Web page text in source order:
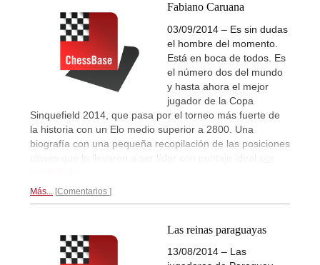
Fabiano Caruana
03/09/2014 – Es sin dudas
el hombre del momento.
Está en boca de todos. Es
el número dos del mundo
y hasta ahora el mejor
jugador de la Copa
Sinquefield 2014, que pasa por el torneo más fuerte de
la historia con un Elo medio superior a 2800. Una
biografía con una pequeña recopilación de las posiciones
claves que lo llevaron a ser líder con puntaje ideal
Más... Comentarios
Las reinas paraguayas
13/08/2014 – Las